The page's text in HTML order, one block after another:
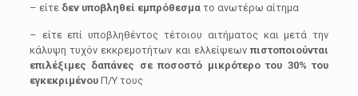
– είτε δεν υποβληθεί εμπρόθεσματο ανωτέρω αίτημα
– είτε επί υποβληθέντος τέτοιου αιτήματος και μετά την
κάλυψη τυχόν εκκρεμοτήτων και ελλείψεωνπιστοποιούνται
επιλέξιμες δαπάνες σε ποσοστό μικρότερο του 30% του
εγκεκριμένουΠ/Υ τους